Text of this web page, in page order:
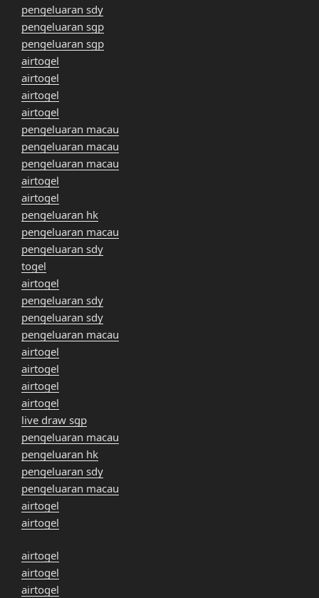
pengeluaran sdy
pengeluaran sgp
pengeluaran sgp
airtogel
airtogel
airtogel
airtogel
pengeluaran macau
pengeluaran macau
pengeluaran macau
airtogel
airtogel
pengeluaran hk
pengeluaran macau
pengeluaran sdy
togel
airtogel
pengeluaran sdy
pengeluaran sdy
pengeluaran macau
airtogel
airtogel
airtogel
airtogel
live draw sgp
pengeluaran macau
pengeluaran hk
pengeluaran sdy
pengeluaran macau
airtogel
airtogel
airtogel
airtogel
airtogel